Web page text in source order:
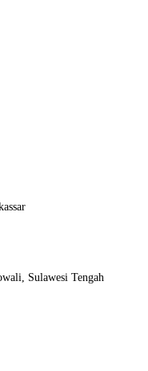
Sulawesi Tengah